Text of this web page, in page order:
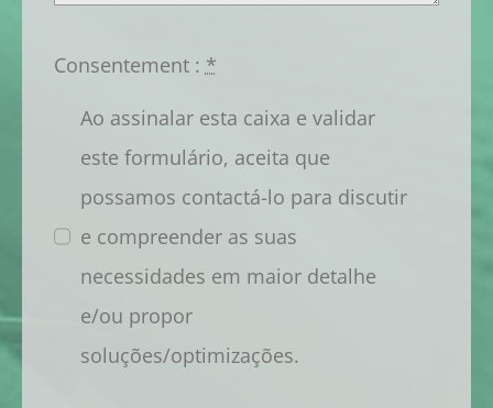
Consentement : *
Ao assinalar esta caixa e validar
este formulário, aceita que
possamos contactá-lo para discutir
e compreender as suas
necessidades em maior detalhe
e/ou propor
soluções/optimizações.